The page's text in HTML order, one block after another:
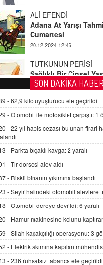
20.12.2024 12:46
TUTKUNUN PERİSİ
Sağlıklı Bir Cinsel
08.11.2024 13:16
FARUK ÖNALAN
Tezkere
2 Kasım 2021 Salı 00:11
AV. DOĞAN CAN
hukukun gelişimi
15.09.2025 16:17
SEHER EREK
Kış Ayları Geldi,
Alınmalı?
9.12.2025 10:11
İNCİ GÜL AKÖL
Trump Keşke
06.07.2026 13:00
SON DAKİKA
-62,9 kilo uyuşturucu ele geçirildi
-Otomobil ile motosiklet çarpıştı: 1
-22 yıl hapis cezası bulunan firari
- Parkta bıçaklı kavga: 2 yaralı
-Tır dorsesi alev aldı
- Riskli binanın yıkımına başlandı
-Seyir halindeki otomobil alevlere
-Otomobil dereye devrildi: 6 yaralı
- Hamur makinesine kolunu
-Silah kaçakçılığı operasyonu: 3
- Elektrik akımına kapılan
-236 ruhsatsız tabanca ele geçirildi